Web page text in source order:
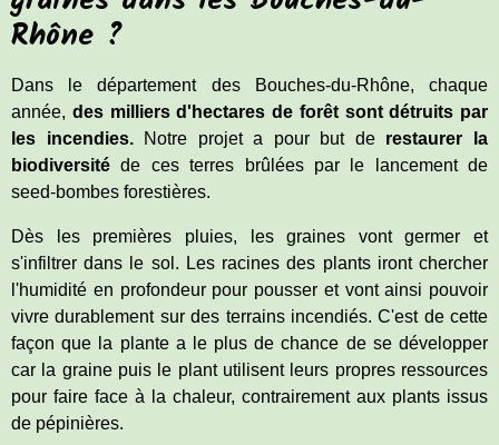
Rhône ?
Dans le département des Bouches-du-Rhône, chaque
année, des milliers d'hectares de forêt sont détruits par
les incendies.Notre projet a pour but de restaurer la
biodiversité de ces terres brûlées par le lancement de
seed-bombes forestières.
Dès les premières pluies, les graines vont germer et
s'infiltrer dans le sol. Les racines des plants iront chercher
l'humidité en profondeur pour pousser et vont ainsi pouvoir
vivre durablement sur des terrains incendiés. C'est de cette
façon que la plante a le plus de chance de se développer
car la graine puis le plant utilisent leurs propres ressources
pour faire face à la chaleur, contrairement aux plants issus
de pépinières.